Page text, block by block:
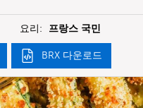
요리: 프랑스 국민
BRX 다운로드